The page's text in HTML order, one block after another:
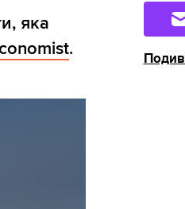
яка
.